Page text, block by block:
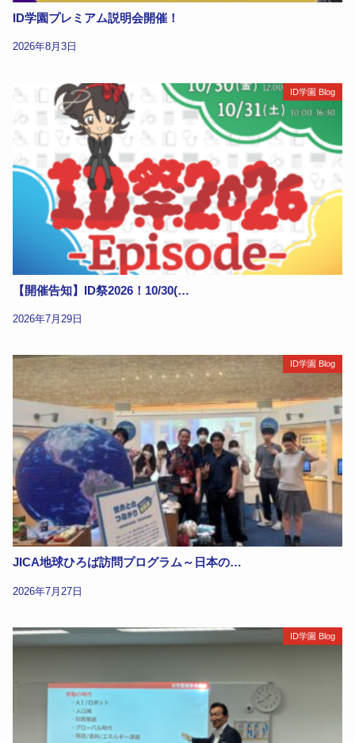
ID学園プレミアム説明会開催！
2026年8月3日
ID学園 Blog
【開催告知】ID祭2026！10/30(…
2026年7月29日
ID学園 Blog
JICA地球ひろば訪問プログラム～日本の…
2026年7月27日
ID学園 Blog